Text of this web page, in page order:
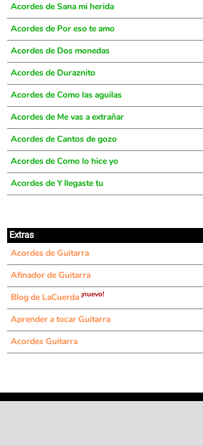
Acordes de Sana mi herida
Acordes de Por eso te amo
Acordes de Dos monedas
Acordes de Duraznito
Acordes de Como las aguilas
Acordes de Me vas a extrañar
Acordes de Cantos de gozo
Acordes de Como lo hice yo
Acordes de Y llegaste tu
Extras
Acordes de Guitarra
Afinador de Guitarra
Blog de LaCuerda ¡nuevo!
Aprender a tocar Guitarra
Acordes Guitarra